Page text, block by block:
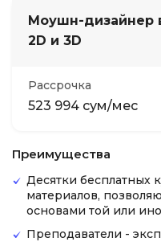
Моушн-дизайнер
2D и 3D
Рассрочка
523 994 сум/мес
Преимущества
Десятки бесплатных
материалов,
основами той или
Преподаватели -